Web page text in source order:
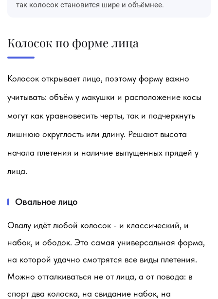
так колосок становится шире и объёмнее.
Колосок по форме лица
Колосок открывает лицо, поэтому форму важно
учитывать: объём у макушки и расположение косы
могут как уравновесить черты, так и подчеркнуть
лишнюю округлость или длину. Решают высота
начала плетения и наличие выпущенных прядей у
лица.
Овальное лицо
Овалу идёт любой колосок - и классический, и
набок, и ободок. Это самая универсальная форма,
на которой удачно смотрятся все виды плетения.
Можно отталкиваться не от лица, а от повода: в
спорт два колоска, на свидание набок, на